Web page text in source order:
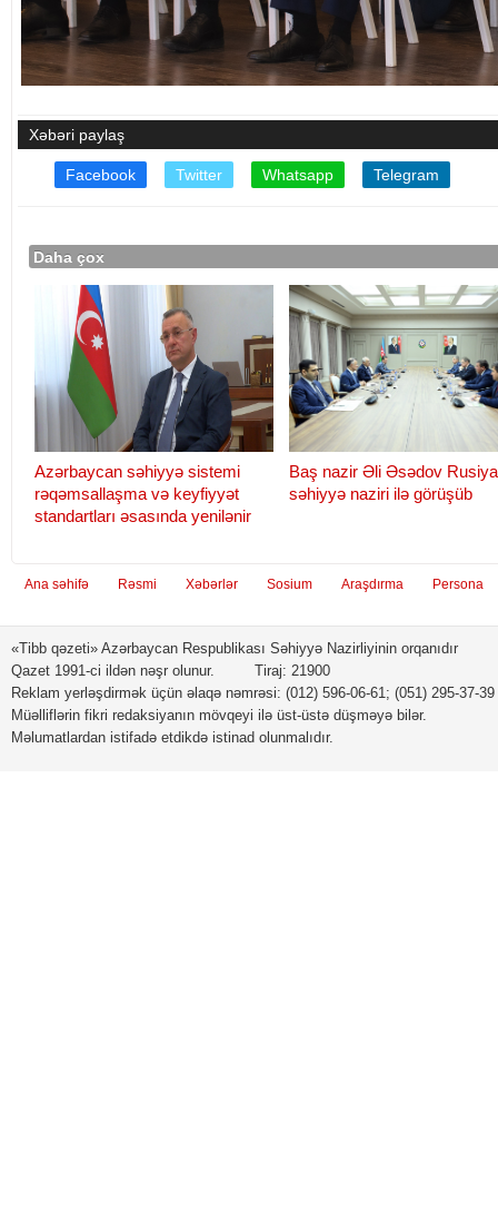
Xəbəri paylaş
Facebook Twitter Whatsapp Telegram
Daha çox
Azərbaycan səhiyyə sistemi
rəqəmsallaşma və keyfiyyət
standartları əsasında yenilənir
Baş nazir Əli Əsədov
səhiyyə naziri ilə görüşüb
Ana səhifə Rəsmi Xəbərlər Sosium Araşdırma Persona
«Tibb qəzeti» Azərbaycan Respublikası Səhiyyə Nazirliyinin orqanıdır
Qazet 1991-ci ildən nəşr olunur. Tiraj: 21900
Reklam yerləşdirmək üçün əlaqə nəmrəsi: (012) 596-06-61; (051) 295-37-39
Müəlliflərin fikri redaksiyanın mövqeyi ilə üst-üstə düşməyə bilər.
Məlumatlardan istifadə etdikdə istinad olunmalıdır.